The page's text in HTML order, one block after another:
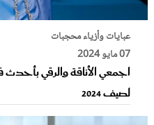
عبايات وأزياء محجبات
07 مايو 2024
اجمعي الأناقة والرقي بأحدث
لصيف 2024